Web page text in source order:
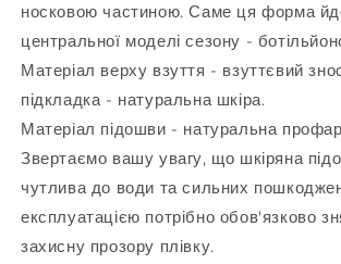
носковою частиною. Саме ця форма
центральної моделі сезону -
Матеріал верху взуття - взуттєвий
підкладка - натуральна шкіра.
Матеріал підошви - натуральна
Звертаємо вашу увагу, що шкіряна
чутлива до води та сильних
експлуатацією потрібно обов'язково
захисну прозору плівку.